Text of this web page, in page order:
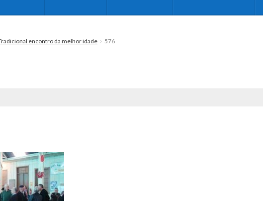
encontro da melhor idade 576